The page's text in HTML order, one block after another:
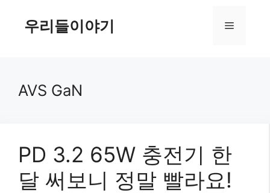
우리들이야기 메
AVS GaN
PD 3.2 65W 충전기 한
달 써보니 정말 빨라요!